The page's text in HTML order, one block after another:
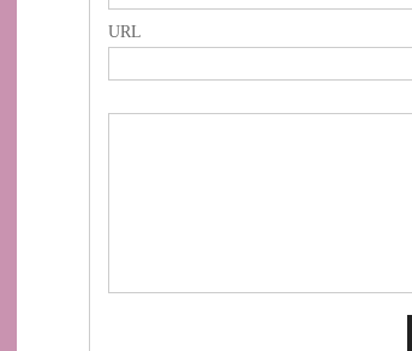
URL